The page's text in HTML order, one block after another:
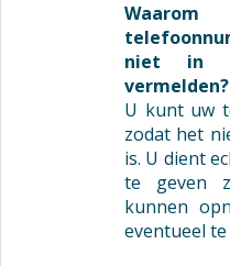
niet in
vermelden?
U kunt uw
zodat het
is. U dient
te geven
kunnen
eventueel